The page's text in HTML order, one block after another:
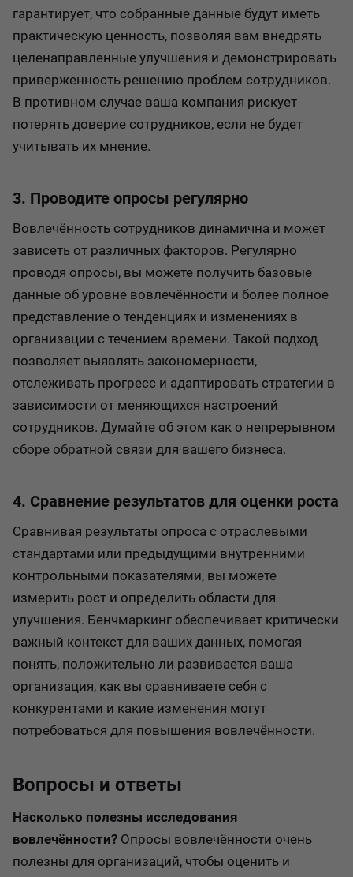
гарантирует, что собранные данные будут иметь
практическую ценность, позволяя вам внедрять
целенаправленные улучшения и демонстрировать
приверженность решению проблем сотрудников.
В противном случае ваша компания рискует
потерять доверие сотрудников, если не будет
учитывать их мнение.
3. Проводите опросы регулярно
Вовлечённость сотрудников динамична и может
зависеть от различных факторов. Регулярно
проводя опросы, вы можете получить базовые
данные об уровне вовлечённости и более полное
представление о тенденциях и изменениях в
организации с течением времени. Такой подход
позволяет выявлять закономерности,
отслеживать прогресс и адаптировать стратегии в
зависимости от меняющихся настроений
сотрудников. Думайте об этом как о непрерывном
сборе обратной связи для вашего бизнеса.
4. Сравнение результатов для оценки роста
Сравнивая результаты опроса с отраслевыми
стандартами или предыдущими внутренними
контрольными показателями, вы можете
измерить рост и определить области для
улучшения. Бенчмаркинг обеспечивает критически
важный контекст для ваших данных, помогая
понять, положительно ли развивается ваша
организация, как вы сравниваете себя с
конкурентами и какие изменения могут
потребоваться для повышения вовлечённости.
Вопросы и ответы
Насколько полезны исследования
вовлечённости? Опросы вовлечённости очень
полезны для организаций, чтобы оценить и